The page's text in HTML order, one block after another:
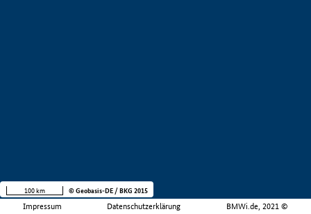
Impressum Datenschutzerklärung BMWi.de, 2021 ©
100 km © Geobasis-DE / BKG 2015